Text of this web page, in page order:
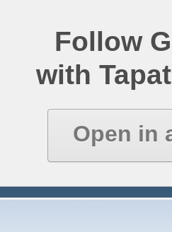
Follow
with
Open in